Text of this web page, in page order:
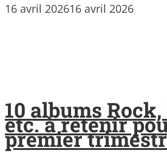
16 avril 202616 avril 2026
10 albums
etc. à retenir
premier